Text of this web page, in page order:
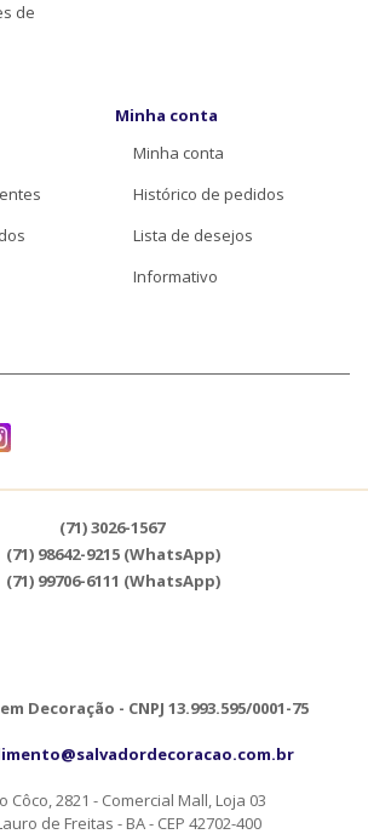
de
Minha conta
Minha conta
Histórico de pedidos
Lista de desejos
Informativo
(71) 3026-1567
(71) 98642-9215 (WhatsApp)
(71) 99706-6111 (WhatsApp)
Decoração - CNPJ 13.993.595/0001-75
Côco, 2821 - Comercial Mall, Loja 03
de Freitas - BA - CEP 42702-400